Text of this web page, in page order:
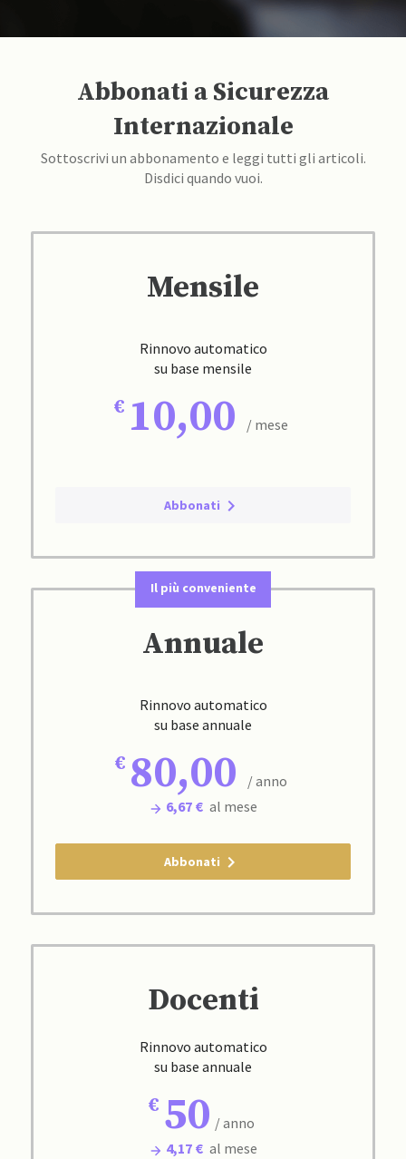
Abbonati a Sicurezza
Internazionale
Sottoscrivi un abbonamento e leggi tutti gli articoli.
Disdici quando vuoi.
Mensile
Rinnovo automatico
su base mensile
10,00 / mese
Abbonati
Il più conveniente
Annuale
Rinnovo automatico
su base annuale
80,00
/ anno
6,67 € al mese
Abbonati
Docenti
Rinnovo automatico
su base annuale
50 / anno
4,17 € al mese